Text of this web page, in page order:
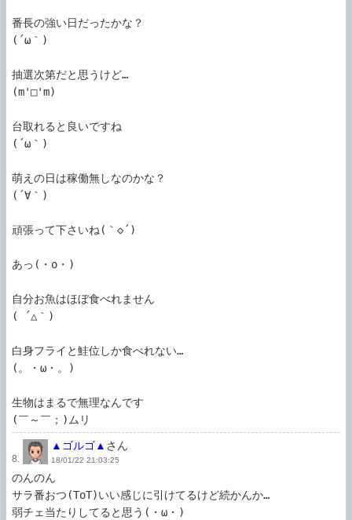
番長の強い日だったかな？
(´ω｀)
抽選次第だと思うけど…
(m'□'m)
台取れると良いですね
(´ω｀)
萌えの日は稼働無しなのかな？
(´∀｀)
頑張って下さいね(｀◇´)ゞ
あっ(・o・)
自分お魚はほぼ食べれません
( ´△｀)
白身フライと鮭位しか食べれない…
(。・ω・。)
生物はまるで無理なんです
8.
▲ゴルゴ▲ さん
18/01/22 21:03:25
のんのん
サラ番おつ(ToT)いい感じに引けてるけど続かんか…
弱チェ当たりしてると思う(・ω・)